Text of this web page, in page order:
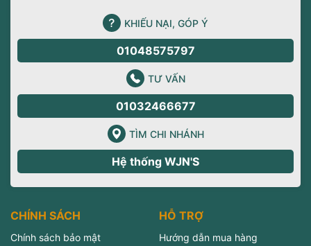
KHIẾU NẠI, GÓP Ý
01048575797
TƯ VẤN
01032466677
TÌM CHI NHÁNH
Hệ thống WJN'S
CHÍNH SÁCH
Chính sách bảo mật
HỖ TRỢ
Hướng dẫn mua hàng